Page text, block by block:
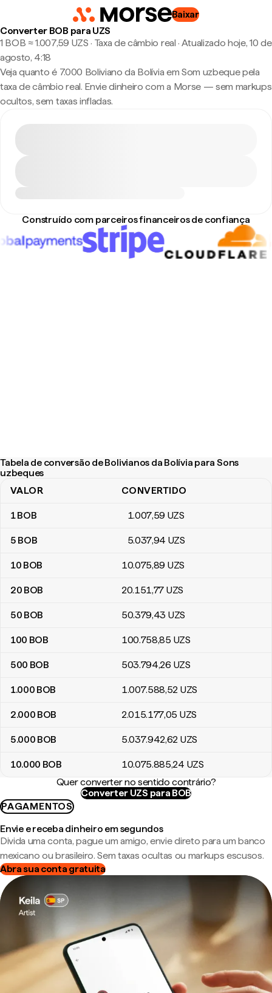
Baixar
Converter BOB para UZS
1 BOB ≈ 1.007,59 UZS · Taxa de câmbio real · Atualizado hoje, 10 de
agosto, 4:18
Veja quanto é 7.000 Boliviano da Bolívia em Som uzbeque pela
taxa de câmbio real. Envie dinheiro com a Morse — sem markups
ocultos, sem taxas infladas.
Construído com parceiros financeiros de confiança
Tabela de conversão de Bolivianos da Bolívia para Sons
uzbeques
Tabela de conversão de Bolivianos da Bolívia para Sons
VALOR CONVERTIDO
1BOB 1.007,59 UZS
5 BOB 5.037,94 UZS
10 BOB 10.075,89 UZS
20 BOB 20.151,77 UZS
50 BOB 50.379,43 UZS
100 BOB 100.758,85 UZS
500 BOB 503.794,26 UZS
1.000 BOB 1.007.588,52 UZS
2.000 BOB 2.015.177,05 UZS
5.000 BOB 5.037.942,62 UZS
10.000 BOB 10.075.885,24 UZS
Quer converter no sentido contrário?
Converter UZS para BOB
PAGAMENTOS
Envie e receba dinheiro em segundos
Divida uma conta, pague um amigo, envie direto para um banco
mexicano ou brasileiro. Sem taxas ocultas ou markups escusos.
Abra sua conta gratuita